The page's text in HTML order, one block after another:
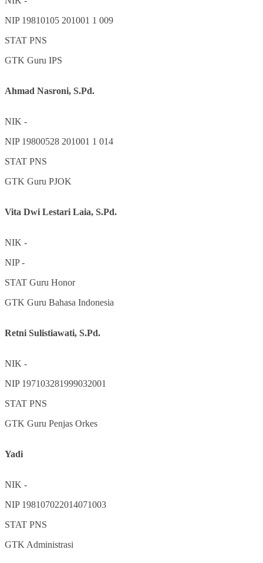
NIP 19810105 201001 1 009
STAT PNS
GTK Guru IPS
Ahmad Nasroni, S.Pd.
NIK -
NIP 19800528 201001 1 014
STAT PNS
GTK Guru PJOK
Vita Dwi Lestari Laia, S.Pd.
NIK -
NIP-
STAT Guru Honor
GTK Guru Bahasa Indonesia
Retni Sulistiawati, S.Pd.
NIK -
NIP 197103281999032001
STAT PNS
GTK Guru Penjas Orkes
Yadi
NIK -
NIP 198107022014071003
STAT PNS
GTK Administrasi